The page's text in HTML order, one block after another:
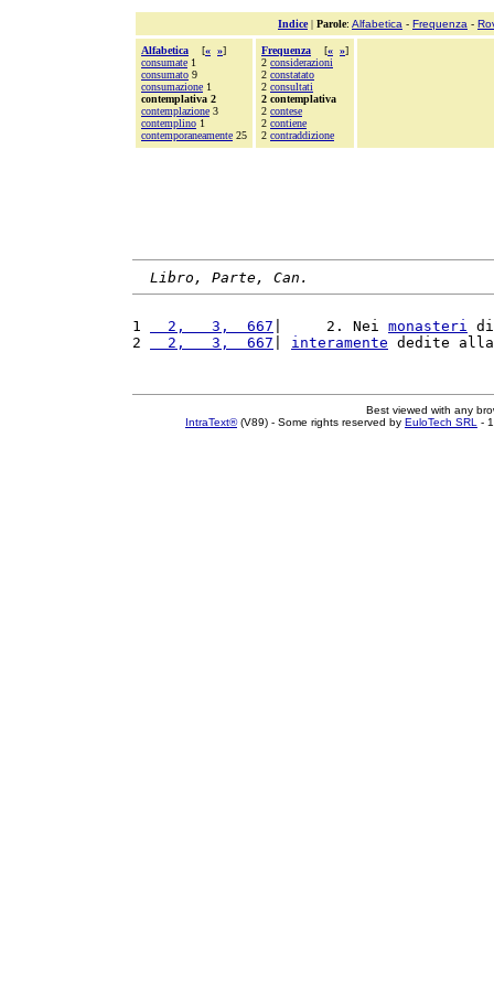
Indice| Parole: Alfabetica - Frequenza -
Alfabetica [« »]
consumate 1
consumato 9
consumazione 1
contemplativa 2
contemplazione 3
contemplino 1
contemporaneamente 25
Frequenza [« »]
2 considerazioni
2 constatato
2 consultati
2 contemplativa
2 contese
2 contiene
2 contraddizione
Libro, Parte, Can.
1
  2,   3,  667
|     2. Nei monasteri
2
  2,   3,  667
interamente dedite
Best viewed with any
IntraText®(V89) - Some rights reserved by EuloTech SRL -